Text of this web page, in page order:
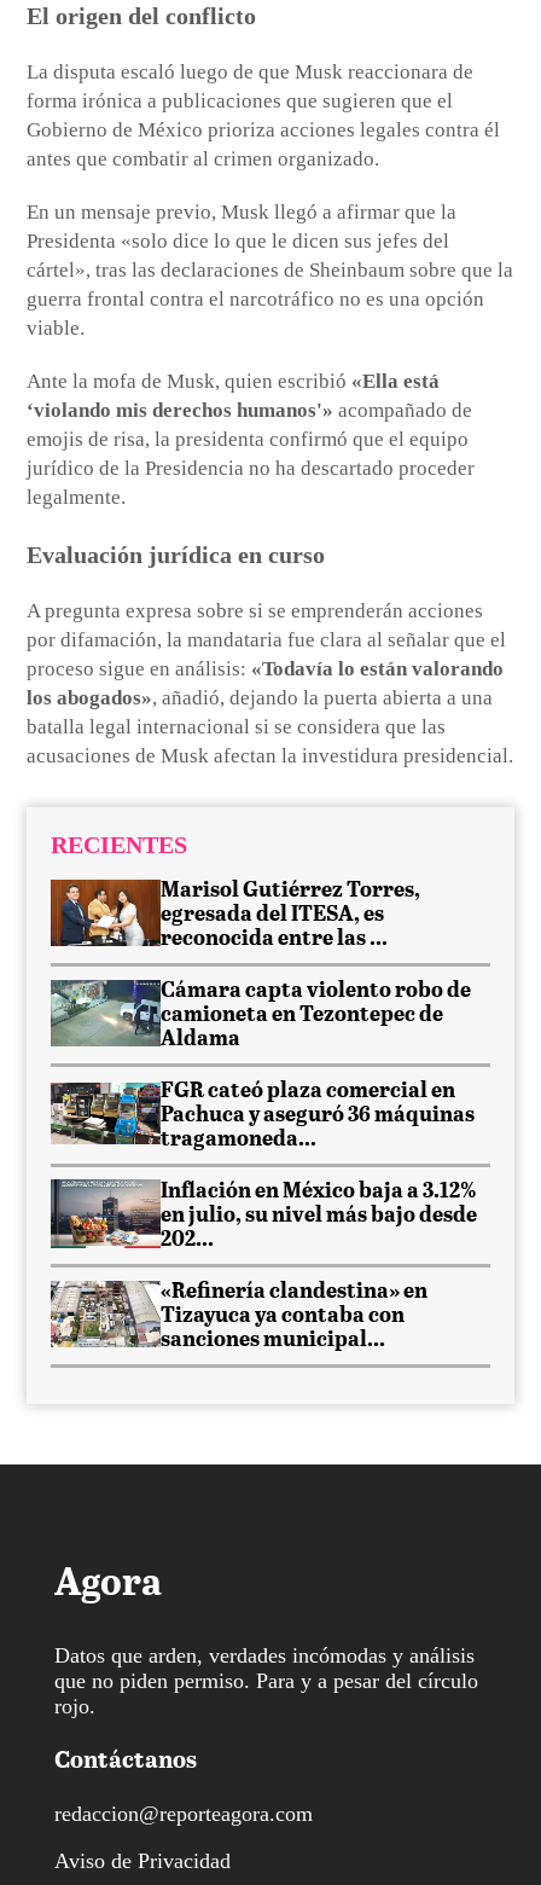
El origen del conflicto
La disputa escaló luego de que Musk reaccionara de
forma irónica a publicaciones que sugieren que el
Gobierno de México prioriza acciones legales contra él
antes que combatir al crimen organizado.
En un mensaje previo, Musk llegó a afirmar que la
Presidenta «solo dice lo que le dicen sus jefes del
cártel», tras las declaraciones de Sheinbaum sobre que la
guerra frontal contra el narcotráfico no es una opción
viable.
Ante la mofa de Musk, quien escribió «Ella está
‘violando mis derechos humanos'» acompañado de
emojis de risa, la presidenta confirmó que el equipo
jurídico de la Presidencia no ha descartado proceder
legalmente.
Evaluación jurídica en curso
A pregunta expresa sobre si se emprenderán acciones
por difamación, la mandataria fue clara al señalar que el
proceso sigue en análisis: «Todavía lo están valorando
los abogados», añadió, dejando la puerta abierta a una
batalla legal internacional si se considera que las
acusaciones de Musk afectan la investidura presidencial.
RECIENTES
Marisol Gutiérrez Torres,
egresada del ITESA, es
reconocida entre las ...
Cámara capta violento robo de
camioneta en Tezontepec de
Aldama
FGR cateó plaza comercial en
Pachuca y aseguró 36 máquinas
tragamoneda...
Inflación en México baja a 3.12%
en julio, su nivel más bajo desde
202...
«Refinería clandestina» en
Tizayuca ya contaba con
sanciones municipal...
Agora
Datos que arden, verdades incómodas y análisis
que no piden permiso. Para y a pesar del círculo
rojo.
Contáctanos
redaccion@reporteagora.com
Aviso de Privacidad